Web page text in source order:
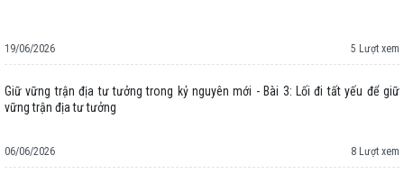
19/06/2026 5 Lượt xem
Giữ vững trận địa tư tưởng trong kỷ nguyên mới - Bài 3: Lối đi tất yếu để giữ
vững trận địa tư tưởng
06/06/2026 8 Lượt xem